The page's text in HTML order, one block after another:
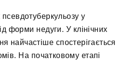
псевдотуберкульозу у
форми недуги. У клінічних
найчастіше спостерігається
На початковому етапі